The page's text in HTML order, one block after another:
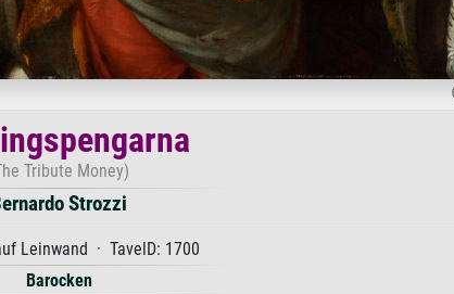
Tribute Money)
Strozzi
Leinwand · TavelD: 1700
Barocken